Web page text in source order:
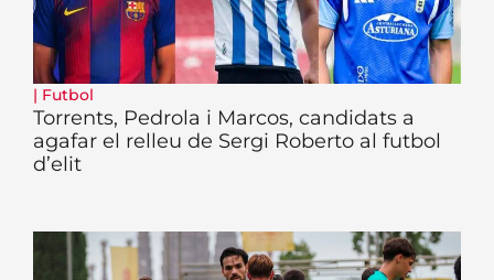
| Futbol
Torrents, Pedrola i Marcos, candidats a
agafar el relleu de Sergi Roberto al futbol
d’elit